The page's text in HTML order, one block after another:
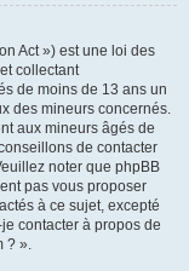
Act ») est une loi des
collectant
de moins de 13 ans un
des mineurs concernés.
aux mineurs âgés de
de contacter
noter que phpBB
pas vous proposer
à ce sujet, excepté
contacter à propos de
? ».